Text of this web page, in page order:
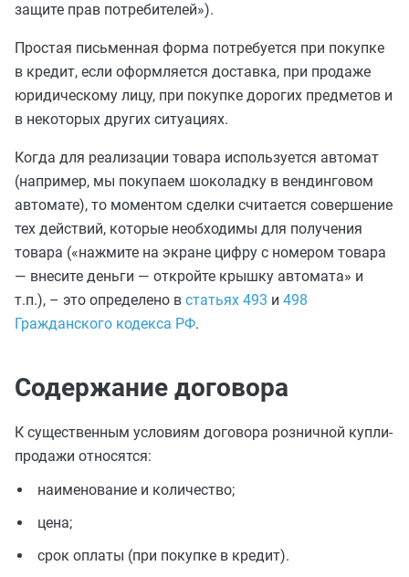
защите прав потребителей»).
Простая письменная форма потребуется при покупке
в кредит, если оформляется доставка, при продаже
юридическому лицу, при покупке дорогих предметов и
в некоторых других ситуациях.
Когда для реализации товара используется автомат
(например, мы покупаем шоколадку в вендинговом
автомате), то моментом сделки считается совершение
тех действий, которые необходимы для получения
товара («нажмите на экране цифру с номером товара
— внесите деньги — откройте крышку автомата» и
т.п.), – это определено в статьях 493 и 498
Гражданского кодекса РФ.
Содержание договора
К существенным условиям договора розничной купли-
продажи относятся:
наименование и количество;
цена;
срок оплаты (при покупке в кредит).